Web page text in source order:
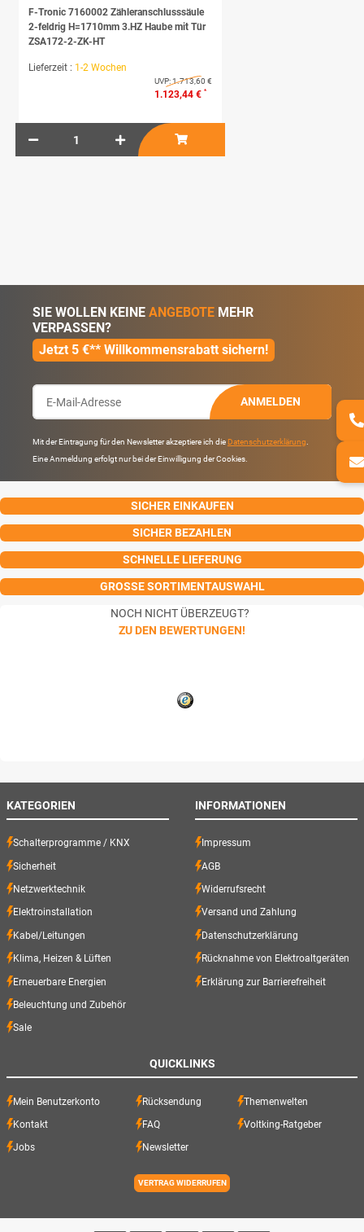
F-Tronic 7160002 Zähleranschlusssäule
2-feldrig H=1710mm 3.HZ Haube mit Tür
ZSA172-2-ZK-HT
Lieferzeit : 1-2 Wochen
UVP:1.713,60 €
1.123,44 € *
SIE WOLLEN KEINE ANGEBOTE MEHR
VERPASSEN?
Jetzt 5 €** Willkommensrabatt sichern!
ANMELDEN
Mit der Eintragung für den Newsletter akzeptiere ich die Datenschutzerklärung
Eine Anmeldung erfolgt nur bei der Einwilligung der Cookies.
SICHER EINKAUFEN
SICHER BEZAHLEN
SCHNELLE LIEFERUNG
GROSSE SORTIMENTAUSWAHL
NOCH NICHT ÜBERZEUGT?
ZU DEN BEWERTUNGEN!
KATEGORIEN
Schalterprogramme / KNX
Sicherheit
Netzwerktechnik
Elektroinstallation
Kabel/Leitungen
Klima, Heizen & Lüften
Erneuerbare Energien
Beleuchtung und Zubehör
Sale
INFORMATIONEN
Impressum
AGB
Widerrufsrecht
Versand und Zahlung
Datenschutzerklärung
Rücknahme von Elektroaltgeräten
Erklärung zur Barrierefreiheit
QUICKLINKS
Mein Benutzerkonto Rücksendung Themenwelten
Kontakt FAQ Voltking-Ratgeber
Jobs Newsletter
VERTRAG WIDERRUFEN